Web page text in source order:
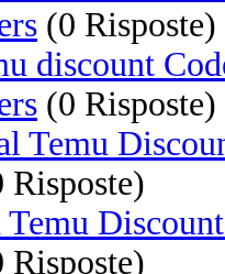
(0 Risposte)
discount
(0 Risposte)
Temu
Risposte)
Temu
Risposte)